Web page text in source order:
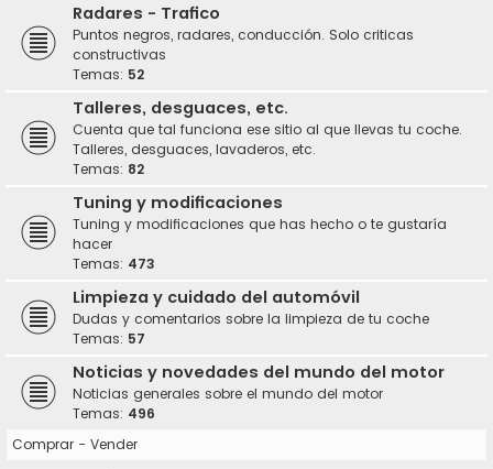
Radares - Trafico
Puntos negros, radares, conducción. Solo criticas
constructivas
Temas: 52
Talleres, desguaces, etc.
Cuenta que tal funciona ese sitio al que llevas tu coche.
Talleres, desguaces, lavaderos, etc.
Temas: 82
Tuning y modificaciones
Tuning y modificaciones que has hecho o te gustaría
hacer
Temas: 473
Limpieza y cuidado del automóvil
Dudas y comentarios sobre la limpieza de tu coche
Temas: 57
Noticias y novedades del mundo del motor
Noticias generales sobre el mundo del motor
Temas: 496
Comprar - Vender